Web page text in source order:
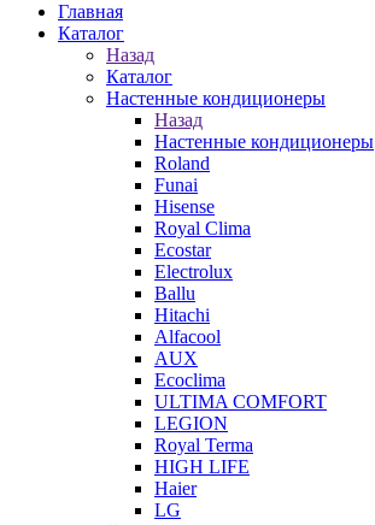
Главная
Каталог
Назад
Каталог
Настенные кондиционеры
Назад
Настенные кондиционеры
Roland
Funai
Hisense
Royal Clima
Ecostar
Electrolux
Ballu
Hitachi
Alfacool
AUX
Ecoclima
ULTIMA COMFORT
LEGION
Royal Terma
HIGH LIFE
Haier
LG